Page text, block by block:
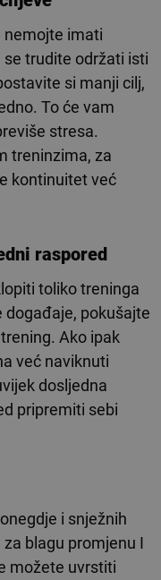
nemojte imati
trudite održati isti
si manji cilj,
To će vam
stresa.
treninzima, za
kontinuitet već
raspored
toliko treninga
događaje, pokušajte
Ako ipak
već naviknuti
dosljedna
pripremiti sebi
i snježnih
blagu promjenu I
možete uvrstiti